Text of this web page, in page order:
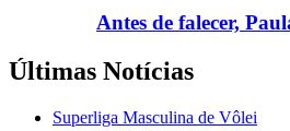
Antes de falecer,
Últimas Notícias
Superliga Masculina de Vôlei